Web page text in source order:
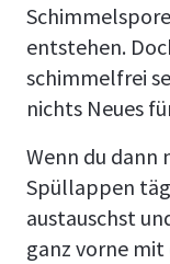
entstehen.
schimmelfrei
nichts Neues
Wenn du dann
Spüllappen
austauschst
ganz vorne mit